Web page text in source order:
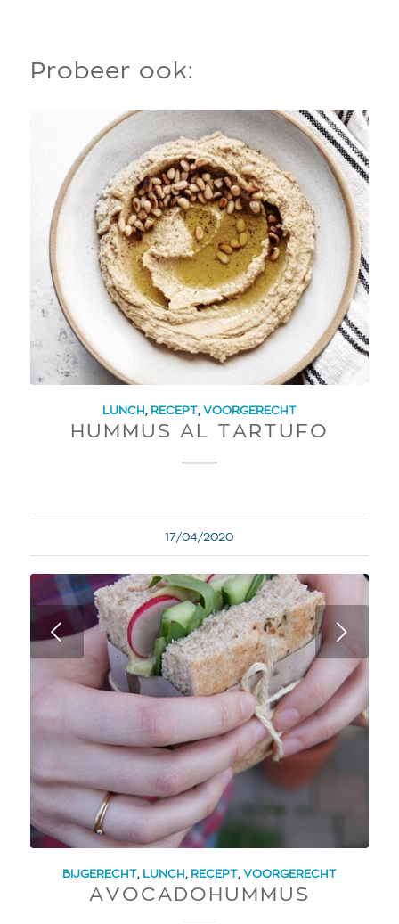
Probeer ook:
LUNCH , RECEPT, VOORGERECHT
HUMMUS AL TARTUFO
17/04/2020
BIJGERECHT, LUNCH , RECEPT, VOORGERECHT
AVOCADOHUMMUS
Next